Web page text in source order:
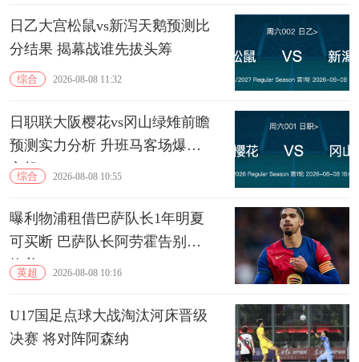
日乙大宫松鼠vs新泻天鹅预测比
分结果 揭幕战谁先拔头筹
综合 2026-08-08 11:32
日职联大阪樱花vs冈山绿雉前瞻
预测实力分析 升班马客场爆冷
良机
综合 2026-08-08 10:55
曝利物浦租借巴萨队长1年明夏
可买断 巴萨队长阿劳霍告别诺
坎普
英超 2026-08-08 10:16
U17国足点球大战淘汰河床晋级
决赛 将对阵阿森纳